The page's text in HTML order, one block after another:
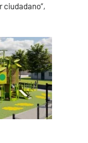
ciudadano”,